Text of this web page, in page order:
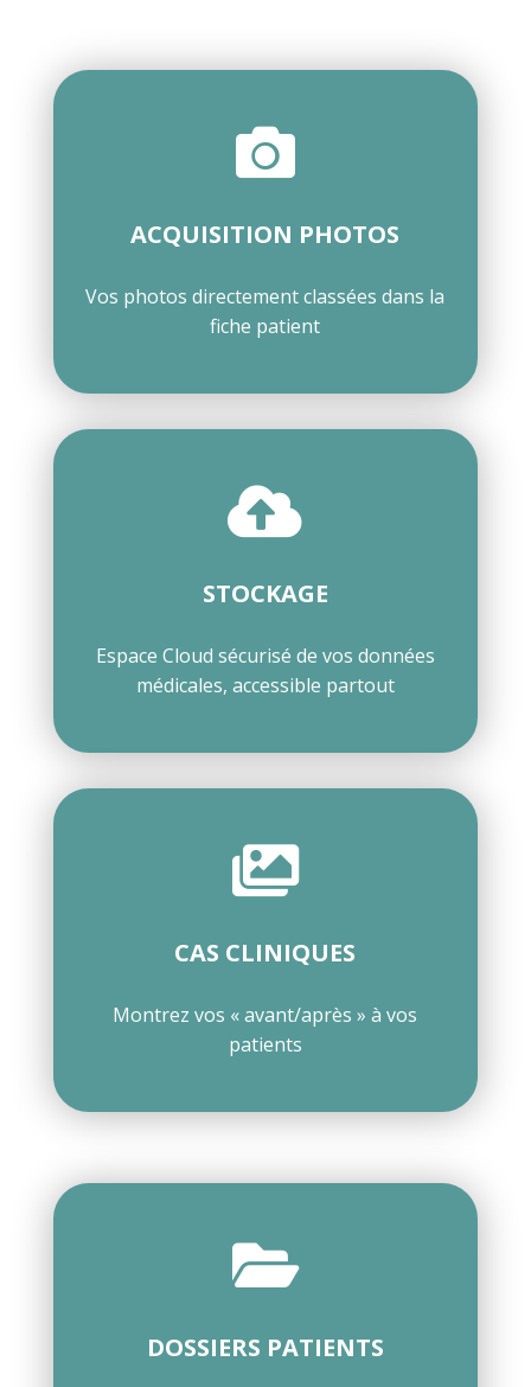

ACQUISITION PHOTOS
Vos photos directement classées dans la
fiche patient

STOCKAGE
Espace Cloud sécurisé de vos données
médicales, accessible partout

CAS CLINIQUES
Montrez vos « avant/après » à vos
patients

DOSSIERS PATIENTS